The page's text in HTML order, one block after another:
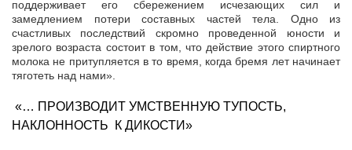
поддерживает его сбережением исчезающих сил и
замедлением потери составных частей тела. Одно из
счастливых последствий скромно проведенной юности и
зрелого возраста состоит в том, что действие этого спиртного
молока не притупляется в то время, когда бремя лет начинает
тяготеть над нами».
«… ПРОИЗВОДИТ УМСТВЕННУЮ ТУПОСТЬ,
НАКЛОННОСТЬ К ДИКОСТИ»